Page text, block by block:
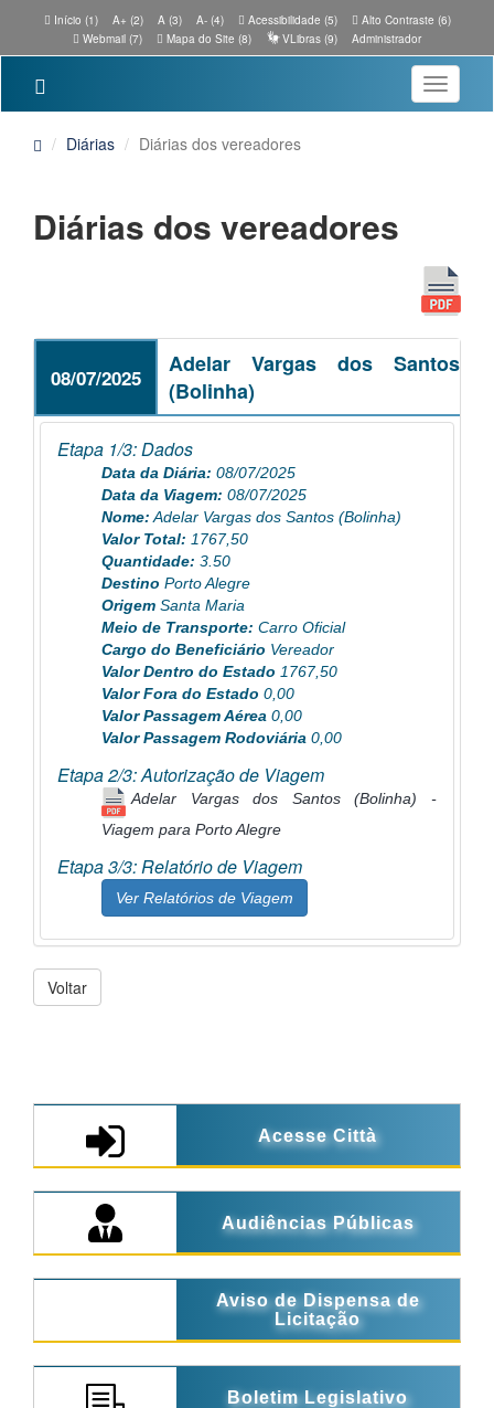
Início (1) A+ (2) A (3) A- (4) Acessibilidade (5)
Alto Contraste (6)
Webmail (7)
Mapa do Site (8) VLibras (9) Administrador
Toggle
Diárias Diárias dos vereadores
Diárias dos vereadores
08/07/2025
Adelar Vargas dos Santos
(Bolinha)
Etapa 1/3: Dados
Data da Diária: 08/07/2025
Data da Viagem: 08/07/2025
Nome: Adelar Vargas dos Santos (Bolinha)
Valor Total: 1767,50
Quantidade: 3.50
Destino Porto Alegre
Origem Santa Maria
Meio de Transporte: Carro Oficial
Cargo do Beneficiário Vereador
Valor Dentro do Estado 1767,50
Valor Fora do Estado 0,00
Valor Passagem Aérea 0,00
Valor Passagem Rodoviária 0,00
Etapa 2/3: Autorização de Viagem
Adelar Vargas dos Santos (Bolinha) -
Viagem para Porto Alegre
Etapa 3/3: Relatório de Viagem
Ver Relatórios de Viagem
Voltar
Acesse Città
Audiências Públicas
Aviso de Dispensa de
Licitação
Boletim Legislativo